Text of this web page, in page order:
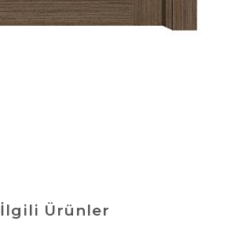
İlgili Ürünler